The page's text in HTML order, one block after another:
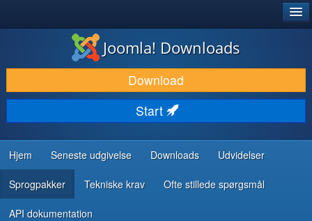
DOWNLOAD & UDVID
OPDAG & LÆR
FÆLLESSKABET & SUPPORT
UDVIKLERRESSOURCER
Joomla! Downloads
Download
Start
Hjem Seneste udgivelse Downloads Udvidelser
Sprogpakker Tekniske krav Ofte stillede spørgsmål
API dokumentation